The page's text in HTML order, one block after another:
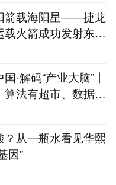
箭载海阳星——捷龙
载火箭成功发射东方
·解码“产业大脑”丨
算法有超市、数据不
？从一瓶水看见华熙
因”